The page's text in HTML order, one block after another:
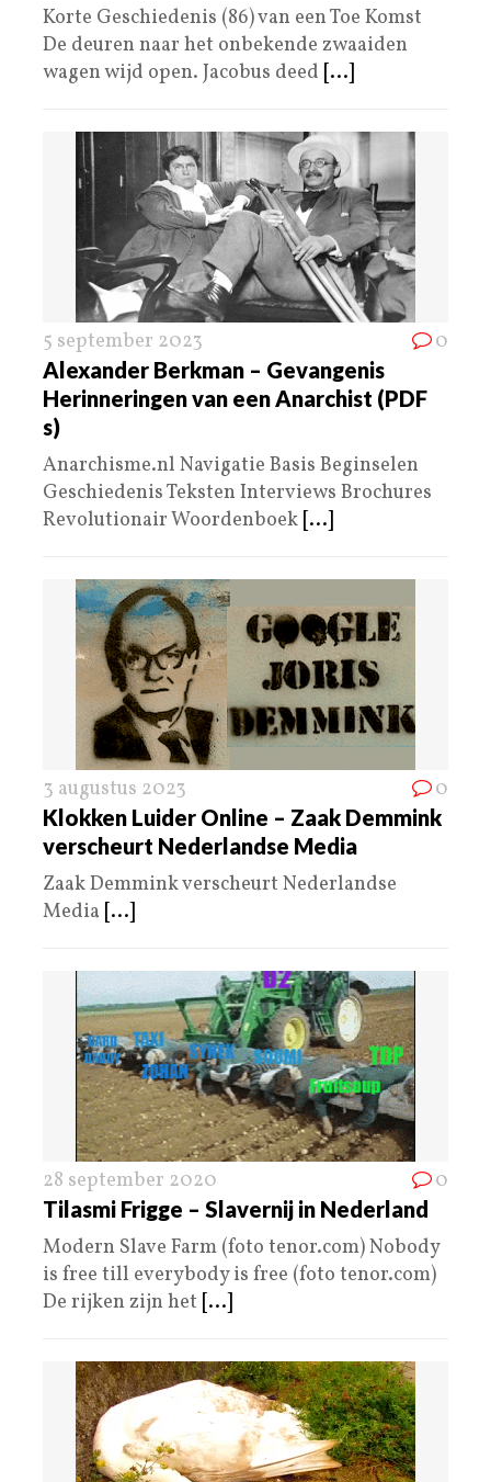
Korte Geschiedenis (86) van een Toe Komst
De deuren naar het onbekende zwaaiden
wagen wijd open. Jacobus deed [...]
5 september 2023 0
Alexander Berkman – Gevangenis
Herinneringen van een Anarchist (PDF
s)
Anarchisme.nl Navigatie Basis Beginselen
Geschiedenis Teksten Interviews Brochures
Revolutionair Woordenboek [...]
3 augustus 2023 0
Klokken Luider Online – Zaak Demmink
verscheurt Nederlandse Media
Zaak Demmink verscheurt Nederlandse
Media [...]
28 september 2020 0
Tilasmi Frigge – Slavernij in Nederland
Modern Slave Farm (foto tenor.com) Nobody
is free till everybody is free (foto tenor.com)
De rijken zijn het [...]